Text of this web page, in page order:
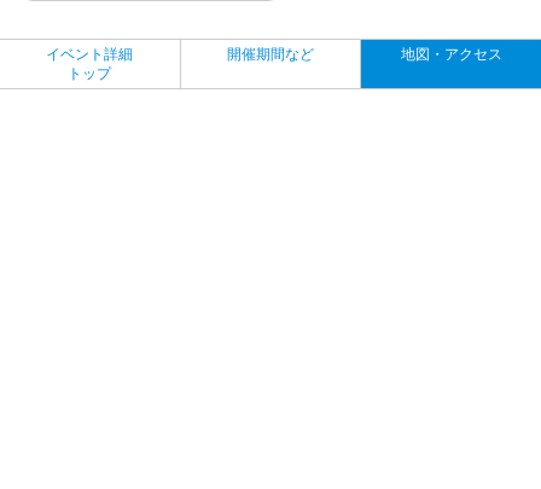
イベント詳細
トップ
開催期間など 地図・アクセス